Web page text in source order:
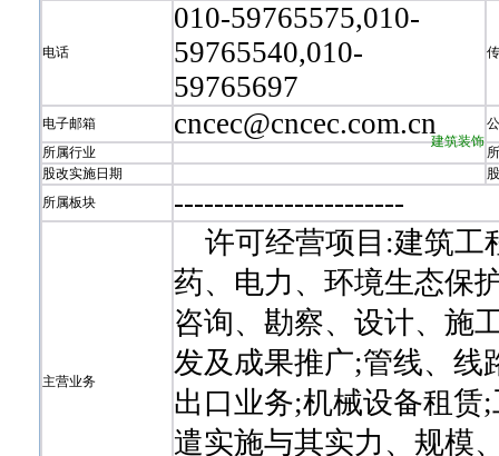
电话
010-59765575,010-
59765540,010-
59765697
电子邮箱 cncec@cncec.com.cn
所属行业
建筑装饰
股改实施日期
所属板块
-----------------------
主营业务
许可经营项目:建筑工
药、电力、环境生态保
咨询、勘察、设计、施
发及成果推广;管线、线
出口业务;机械设备租赁
遣实施与其实力、规模